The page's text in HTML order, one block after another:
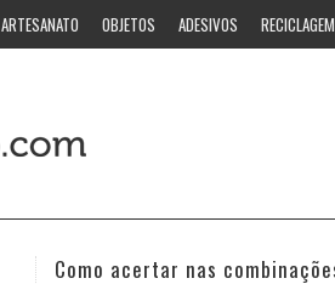
ARTESANATO OBJETOS ADESIVOS RECICLAGEM
Quarto pequeno para meninas